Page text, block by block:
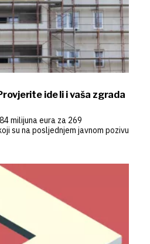
ide li i vaša zgrada
milijuna eura za 269
su na posljednjem javnom pozivu